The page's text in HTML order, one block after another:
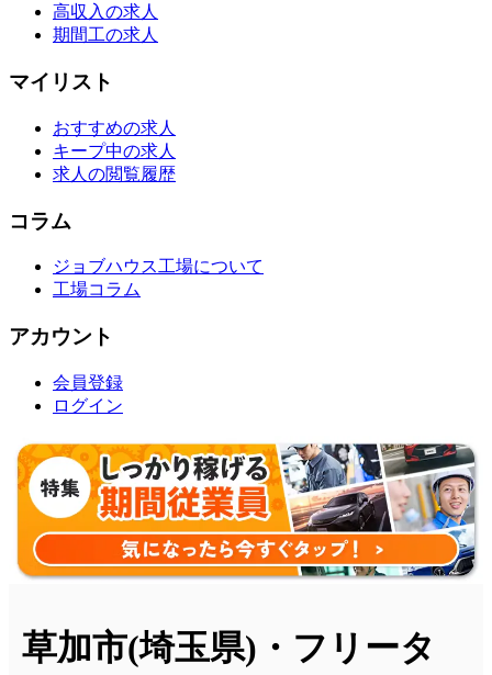
高収入の求人
期間工の求人
マイリスト
おすすめの求人
キープ中の求人
求人の閲覧履歴
コラム
ジョブハウス工場について
工場コラム
アカウント
会員登録
ログイン
草加市(埼玉県)・フリータ